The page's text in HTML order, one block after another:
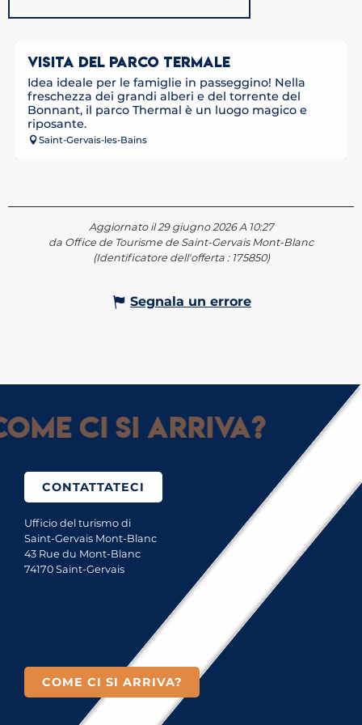
VISITA DEL PARCO TERMALE
Idea ideale per le famiglie in passeggino! Nella
freschezza dei grandi alberi e del torrente del
Bonnant, il parco Thermal è un luogo magico e
riposante.
Saint-Gervais-les-Bains
Aggiornato il 29 giugno 2026 A 10:27
da Office de Tourisme de Saint-Gervais Mont-Blanc
(Identificatore dell'offerta : 175850)
Segnala un errore
ci si arriva?
CONTATTATECI
Ufficio del turismo di
Saint-Gervais Mont-Blanc
43 Rue du Mont-Blanc
74170 Saint-Gervais
COME CI SI ARRIVA?